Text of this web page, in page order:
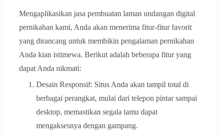
Mengaplikasikan jasa pembuatan laman undangan digital
pernikahan kami, Anda akan menerima fitur-fitur favorit
yang dirancang untuk membikin pengalaman pernikahan
Anda kian istimewa. Berikut adalah beberapa fitur yang
dapat Anda nikmati:
Desain Responsif: Situs Anda akan tampil total di
berbagai perangkat, mulai dari telepon pintar sampai
desktop, memastikan segala tamu dapat
mengaksesnya dengan gampang.